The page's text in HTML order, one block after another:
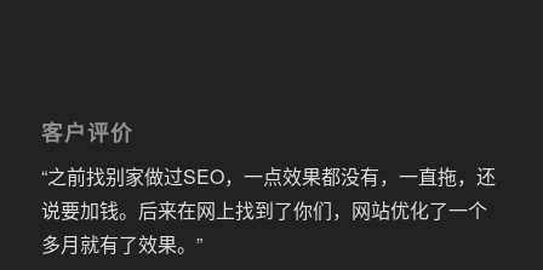
客户评价
“之前找别家做过SEO，一点效果都没有，一直拖，还
说要加钱。后来在网上找到了你们，网站优化了一个
多月就有了效果。”